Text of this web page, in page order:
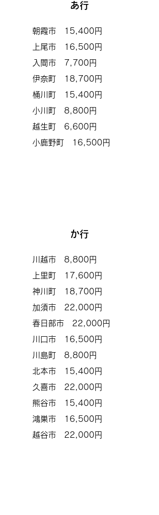
あ行
朝霞市 15,400円
上尾市 16,500円
入間市 7,700円
伊奈町 18,700円
桶川町 15,400円
小川町 8,800円
越生町 6,600円
小鹿野町 16,500円
か行
川越市 8,800円
上里町 17,600円
神川町 18,700円
加須市 22,000円
​春日部市 22,000円
川口市 16,500円
川島町 8,800円
北本市 15,400円
久喜市 22,000円
熊谷市 15,400円
鴻巣市 16,500円
​越谷市 22,000円